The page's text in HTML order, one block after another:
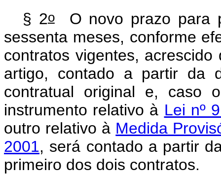
§ 2oO novo prazo para
sessenta meses, conforme
contratos vigentes,
artigo, contado a partir da
contratual original e, caso
instrumento relativo à Lei nº
outro relativo à Medida
2001, será contado a partir
primeiro dos dois contratos.